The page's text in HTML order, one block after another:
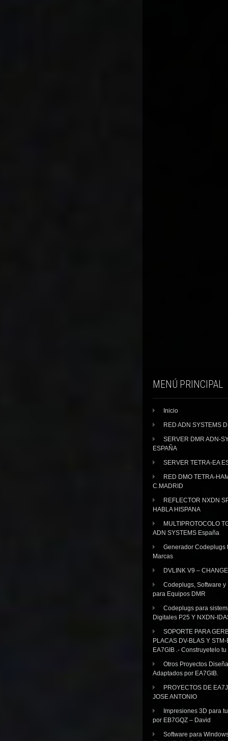
MENÚ PRINCIPAL
Inicio
RED ADN SYSTEMS
SERVER DMR ADN-
ESPAÑA
SERVER TETRA-EA
RED DMO TETRA-
C.MADRID
REFLECTOR NXDN
HABLA HISPANA
MULTIPROTOCOLO
ADN SYSTEMS España
Generador Codeplugs
Marcas
DVLINK V9 –
Codeplugs, Software y
para Equipos DMR
Codeplugs para
Digitales P25 Y NXDN-
SOPORTE PARA
PLACAS DV-BLAS Y
EA7GIB .- Construyetelo
Otros Proyectos
Adaptados por EA7GIB.
PROYECTOS DE
JOSE ANTONIO
Impresiones 3D para
por EB7GQZ – David
Software para